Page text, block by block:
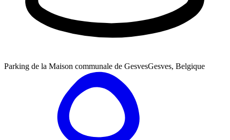
Parking de la Maison communale de GesvesGesves, Belgique